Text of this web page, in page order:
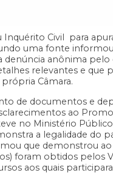
Civil para
uma fonte
anônima
relevantes e que
Câmara.
de documentos e
ao
no Ministério
a legalidade do
que demonstrou
foram obtidos pelos
aos quais